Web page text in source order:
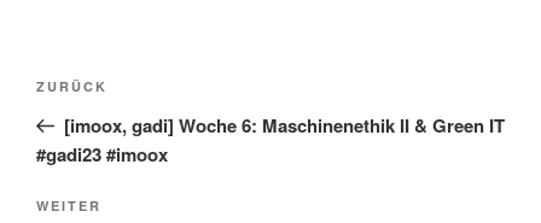
Beitragsnavigation
Vorheriger
Beitrag
ZURÜCK
[imoox, gadi] Woche 6: Maschinenethik II & Green IT
#gadi23 #imoox
Nächster
WEITER